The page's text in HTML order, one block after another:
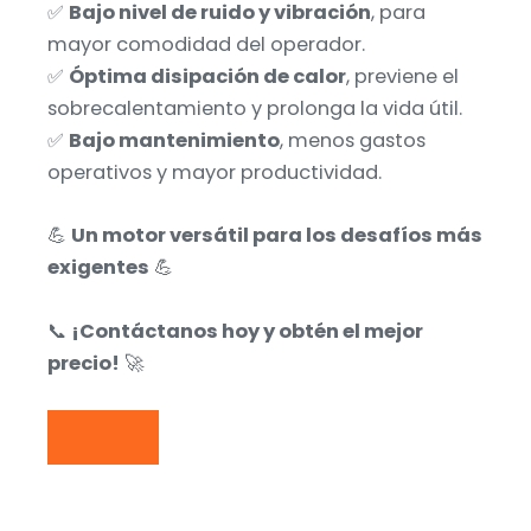
✅ Bajo nivel de ruido y vibración, para
mayor comodidad del operador.
✅ Óptima disipación de calor, previene el
sobrecalentamiento y prolonga la vida útil.
✅ Bajo mantenimiento, menos gastos
operativos y mayor productividad.
💪 Un motor versátil para los desafíos más
exigentes 💪
📞 ¡Contáctanos hoy y obtén el mejor
precio! 🚀